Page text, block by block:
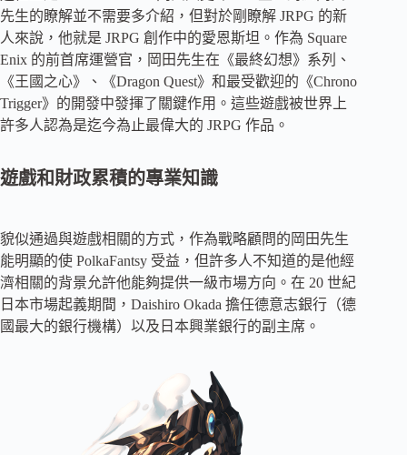
先生的瞭解並不需要多介紹，但對於剛瞭解 JRPG 的新
人來說，他就是 JRPG 創作中的愛恩斯坦。作為 Square
Enix 的前首席運營官，岡田先生在《最終幻想》系列、
《王國之心》、《Dragon Quest》和最受歡迎的《Chrono
Trigger》的開發中發揮了關鍵作用。這些遊戲被世界上
許多人認為是迄今為止最偉大的 JRPG 作品。
遊戲和財政累積的專業知識
貌似通過與遊戲相關的方式，作為戰略顧問的岡田先生
能明顯的使 PolkaFantsy 受益，但許多人不知道的是他經
濟相關的背景允許他能夠提供一級市場方向。在 20 世紀
日本市場起義期間，Daishiro Okada 擔任德意志銀行（德
國最大的銀行機構）以及日本興業銀行的副主席。